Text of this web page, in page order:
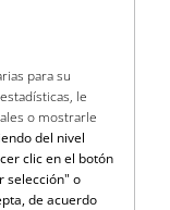
para su
le
o mostrarle
del nivel
clic en el botón
selección" o
de acuerdo